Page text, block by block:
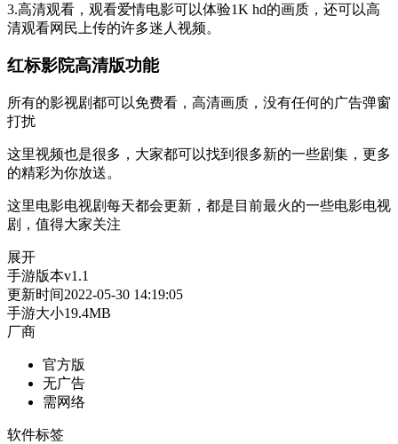
3.高清观看，观看爱情电影可以体验1K hd的画质，还可以高
清观看网民上传的许多迷人视频。
红标影院高清版功能
所有的影视剧都可以免费看，高清画质，没有任何的广告弹窗
打扰
这里视频也是很多，大家都可以找到很多新的一些剧集，更多
的精彩为你放送。
这里电影电视剧每天都会更新，都是目前最火的一些电影电视
剧，值得大家关注
展开
手游版本v1.1
更新时间2022-05-30 14:19:05
手游大小19.4MB
厂商
官方版
无广告
需网络
软件标签